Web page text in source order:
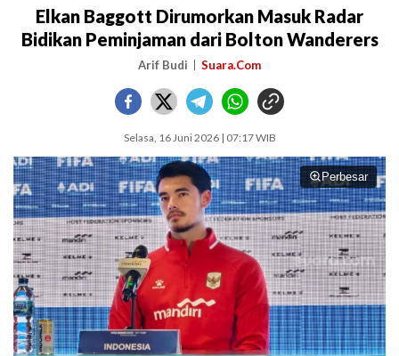
Elkan Baggott Dirumorkan Masuk Radar
Bidikan Peminjaman dari Bolton Wanderers
Arif Budi Suara.Com
Selasa, 16 Juni 2026 | 07:17 WIB
Perbesar